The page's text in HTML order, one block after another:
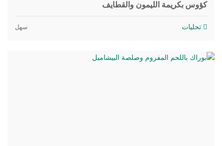
كؤوس بكريمة الليمون والقطايف
تحليات سهل